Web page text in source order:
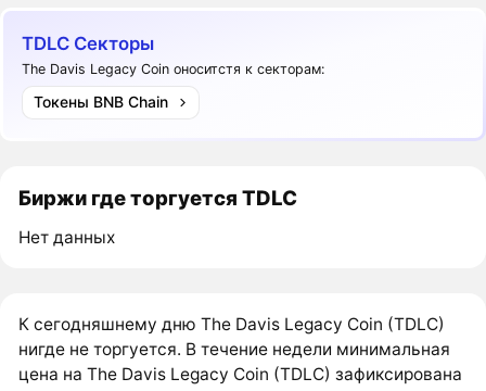
TDLC Секторы
The Davis Legacy Coin оноситстя к секторам:
Токены BNB Chain
Биржи где торгуется TDLC
Нет данных
К сегодняшнему дню The Davis Legacy Coin (TDLC)
нигде не торгуется. В течение недели минимальная
цена на The Davis Legacy Coin (TDLC) зафиксирована